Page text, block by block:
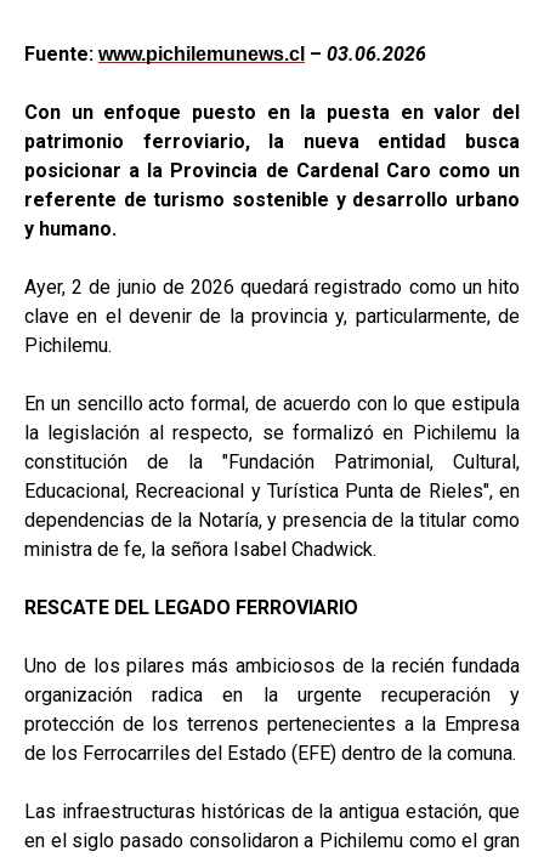
Fuente: www.pichilemunews.cl – 03.06.2026
Con un enfoque puesto en la puesta en valor del
patrimonio ferroviario, la nueva entidad busca
posicionar a la Provincia de Cardenal Caro como un
referente de turismo sostenible y desarrollo urbano
y humano.
Ayer, 2 de junio de 2026 quedará registrado como un hito
clave en el devenir de la provincia y, particularmente, de
Pichilemu.
En un sencillo acto formal, de acuerdo con lo que estipula
la legislación al respecto, se formalizó en Pichilemu la
constitución de la "Fundación Patrimonial, Cultural,
Educacional, Recreacional y Turística Punta de Rieles", en
dependencias de la Notaría, y presencia de la titular como
ministra de fe, la señora Isabel Chadwick.
RESCATE DEL LEGADO FERROVIARIO
Uno de los pilares más ambiciosos de la recién fundada
organización radica en la urgente recuperación y
protección de los terrenos pertenecientes a la Empresa
de los Ferrocarriles del Estado (EFE) dentro de la comuna.
Las infraestructuras históricas de la antigua estación, que
en el siglo pasado consolidaron a Pichilemu como el gran